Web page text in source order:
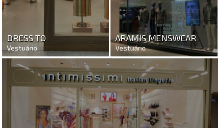
DRESS TO
Vestuário
ARAMIS MENSWEAR
Vestuário